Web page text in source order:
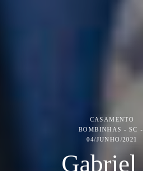
CASAMENTO
BOMBINHAS - SC
04/JUNHO/2021